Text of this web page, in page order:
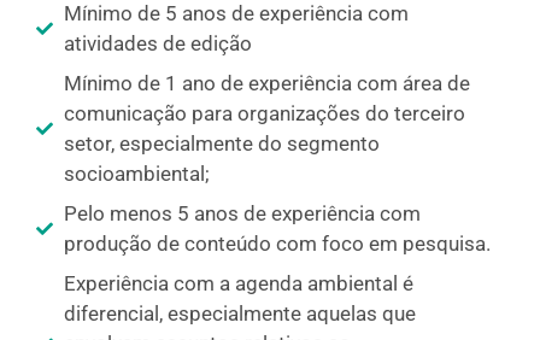
Mínimo de 5 anos de experiência com
atividades de edição
Mínimo de 1 ano de experiência com área de
comunicação para organizações do terceiro
setor, especialmente do segmento
socioambiental;
Pelo menos 5 anos de experiência com
produção de conteúdo com foco em pesquisa.
Experiência com a agenda ambiental é
diferencial, especialmente aquelas que